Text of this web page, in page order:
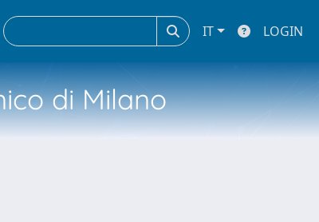
IT LOGIN
di Milano